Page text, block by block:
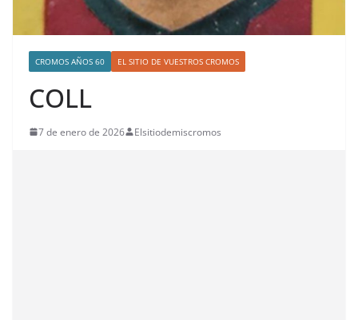
CROMOS AÑOS 60 EL SITIO DE VUESTROS CROMOS
COLL
7 de enero de 2026 Elsitiodemiscromos